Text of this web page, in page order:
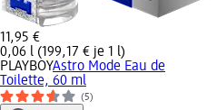
11,95 €
0,06 l (199,17 € je 1 l)
PLAYBOYAstro Mode Eau de
Toilette, 60 ml
(5)